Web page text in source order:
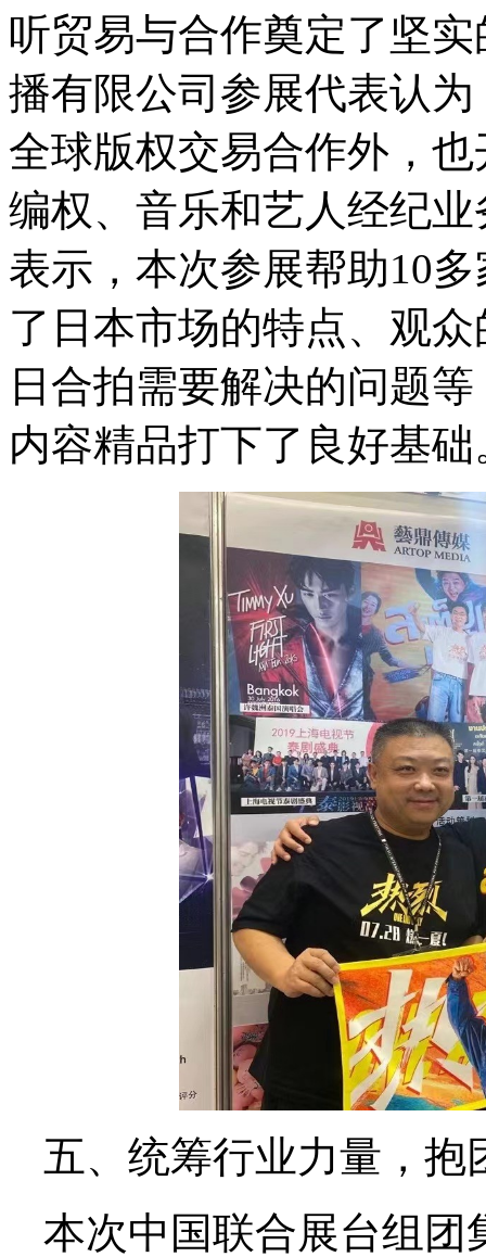
听贸易与合作奠定了坚
播有限公司参展代表认
全球版权交易合作外，
编权、音乐和艺人经纪
表示，本次参展帮助10
了日本市场的特点、观
日合拍需要解决的问题
内容精品打下了良好基础
五、统筹行业力量，抱
本次中国联合展台组团